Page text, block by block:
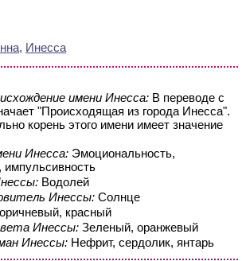
, Инесса
имени Инесса: В переводе с
"Происходящая из города Инесса".
корень этого имени имеет значение
Инесса: Эмоциональность,
импульсивность
Водолей
Инессы: Солнце
красный
Инессы: Зеленый, оранжевый
Инессы: Нефрит, сердолик, янтарь